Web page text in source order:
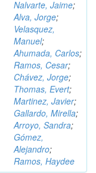
Nalvarte, Jaime;
Alva, Jorge;
Velasquez,
Manuel;
Ahumada, Carlos;
Ramos, Cesar;
Chávez, Jorge;
Thomas, Evert;
Martinez, Javier;
Gallardo, Mirella;
Arroyo, Sandra;
Gómez,
Alejandro;
Ramos, Haydee